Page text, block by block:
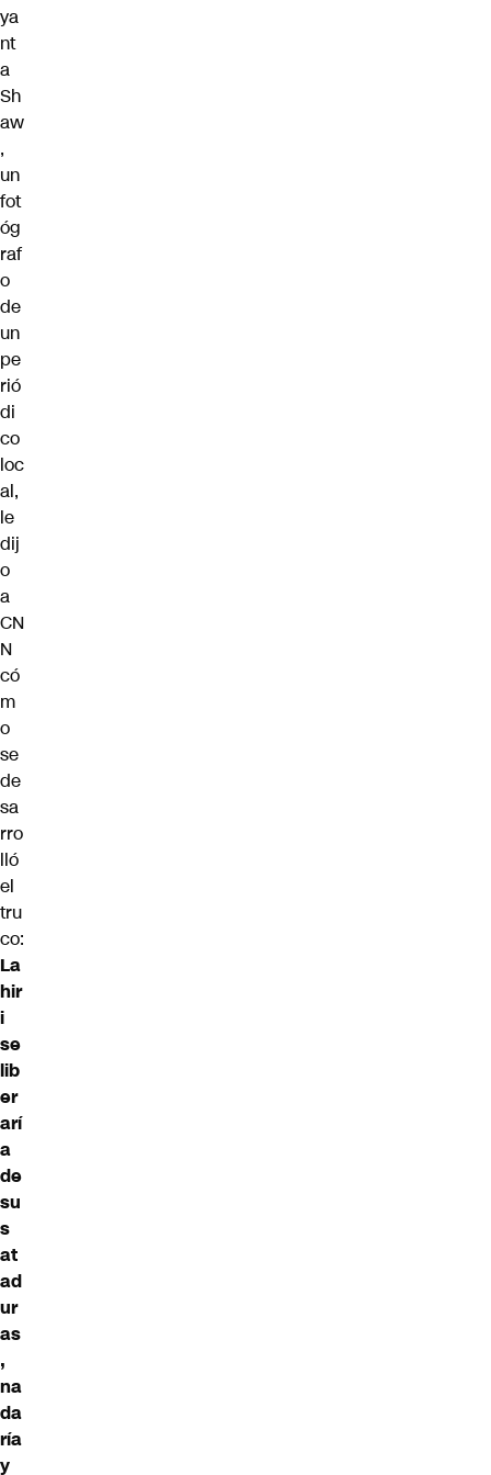
ya
nt
a
Sh
aw
,
un
fot
óg
raf
o
de
un
pe
rió
di
co
loc
al,
le
dij
o
a
CN
N
có
m
o
se
de
sa
rro
lló
el
tru
co:
La
hir
i
se
lib
er
arí
a
de
su
s
at
ad
ur
as
,
na
da
ría
y